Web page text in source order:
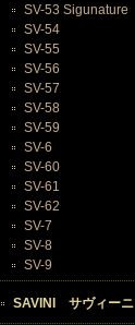
SV-53 Sigunature
SV-54
SV-55
SV-56
SV-57
SV-58
SV-59
SV-6
SV-60
SV-61
SV-62
SV-7
SV-8
SV-9
SAVINI サヴィーニ